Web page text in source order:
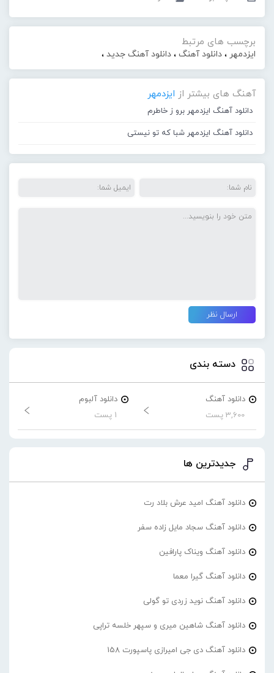
برچسب های مرتبط
ایزدمهر ، دانلود آهنگ ، دانلود آهنگ جدید ،
آهنگ های بیشتر از ایزدمهر
دانلود آهنگ ایزدمهر برو ز خاطرم
دانلود آهنگ ایزدمهر شبا که تو نیستی
دسته بندی
دانلود آهنگ
3,600 پست
دانلود آلبوم
1 پست
جدیدترین ها
دانلود آهنگ امید عرش بلاد رت
دانلود آهنگ سجاد مایل زاده سفر
دانلود آهنگ ویناک پارافین
دانلود آهنگ گیرا معما
دانلود آهنگ نوید زردی تو گولی
دانلود آهنگ شاهین میری و سپهر خلسه تراپی
دانلود آهنگ دی جی امیرازی پاسپورت 158